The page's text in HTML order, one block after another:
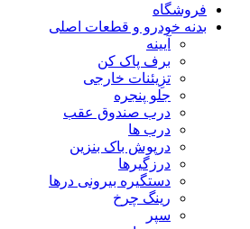
فروشگاه
بدنه خودرو و قطعات اصلی
آیینه
برف پاک کن
تزِیئنات خارجی
جلو پنجره
درب صندوق عقب
درب ها
درپوش باک بنزین
درزگیرها
دستگیره بیرونی درها
رینگ چرخ
سپر